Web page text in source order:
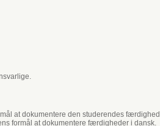
at dokumentere den studerendes
formål at dokumentere færdigheder i dansk.